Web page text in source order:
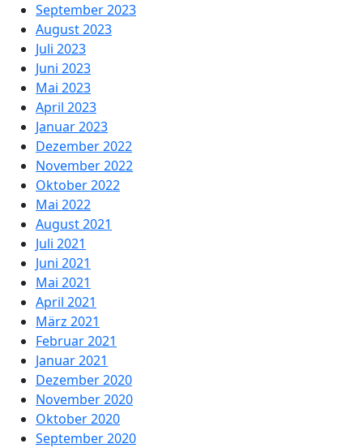
September 2023
August 2023
Juli 2023
Juni 2023
Mai 2023
April 2023
Januar 2023
Dezember 2022
November 2022
Oktober 2022
Mai 2022
August 2021
Juli 2021
Juni 2021
Mai 2021
April 2021
März 2021
Februar 2021
Januar 2021
Dezember 2020
November 2020
Oktober 2020
September 2020